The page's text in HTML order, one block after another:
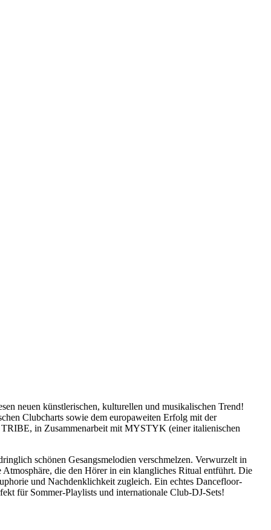
neuen künstlerischen, kulturellen und musikalischen Trend!
Clubcharts sowie dem europaweiten Erfolg mit der
in Zusammenarbeit mit MYSTYK (einer italienischen
schönen Gesangsmelodien verschmelzen. Verwurzelt in
die den Hörer in ein klangliches Ritual entführt. Die
und Nachdenklichkeit zugleich. Ein echtes Dancefloor-
für Sommer-Playlists und internationale Club-DJ-Sets!